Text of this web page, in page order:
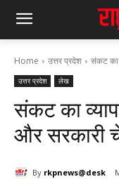
Home उत्तर प्रदेश संकट का
उत्तर प्रदेश लेख
संकट का
और सरकारी
By rkpnews@desk